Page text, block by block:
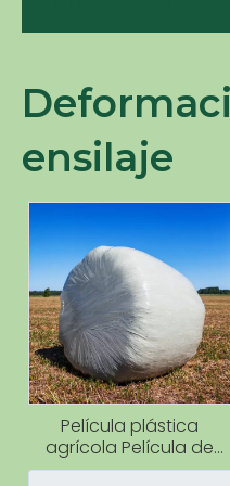
ensilaje
Película plástica
agrícola Película de
envoltura de ensilaje